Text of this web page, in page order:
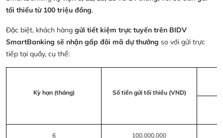
tối thiểu từ 100 triệu đồng.
Đặc biệt, khách hàng gửi tiết kiệm trực tuyến trên BIDV
SmartBanking sẽ nhận gấp đôi mã dự thưởng so với gửi trực
tiếp tại quầy, cụ thể:
Kỳ hạn (tháng) Số tiền gửi tối thiểu (VND)
6 100.000.000